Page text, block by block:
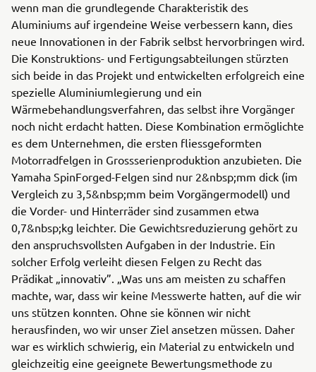
wenn man die grundlegende Charakteristik des
Aluminiums auf irgendeine Weise verbessern kann, dies
neue Innovationen in der Fabrik selbst hervorbringen wird.
Die Konstruktions- und Fertigungsabteilungen stürzten
sich beide in das Projekt und entwickelten erfolgreich eine
spezielle Aluminiumlegierung und ein
Wärmebehandlungsverfahren, das selbst ihre Vorgänger
noch nicht erdacht hatten. Diese Kombination ermöglichte
es dem Unternehmen, die ersten fliessgeformten
Motorradfelgen in Grossserienproduktion anzubieten. Die
Yamaha SpinForged-Felgen sind nur 2&nbsp;mm dick (im
Vergleich zu 3,5&nbsp;mm beim Vorgängermodell) und
die Vorder- und Hinterräder sind zusammen etwa
0,7&nbsp;kg leichter. Die Gewichtsreduzierung gehört zu
den anspruchsvollsten Aufgaben in der Industrie. Ein
solcher Erfolg verleiht diesen Felgen zu Recht das
Prädikat „innovativ”. „Was uns am meisten zu schaffen
machte, war, dass wir keine Messwerte hatten, auf die wir
uns stützen konnten. Ohne sie können wir nicht
herausfinden, wo wir unser Ziel ansetzen müssen. Daher
war es wirklich schwierig, ein Material zu entwickeln und
gleichzeitig eine geeignete Bewertungsmethode zu